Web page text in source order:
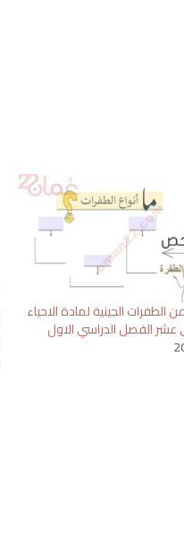
الجينية لمادة الاحياء
عشر الفصل الدراسي الاول